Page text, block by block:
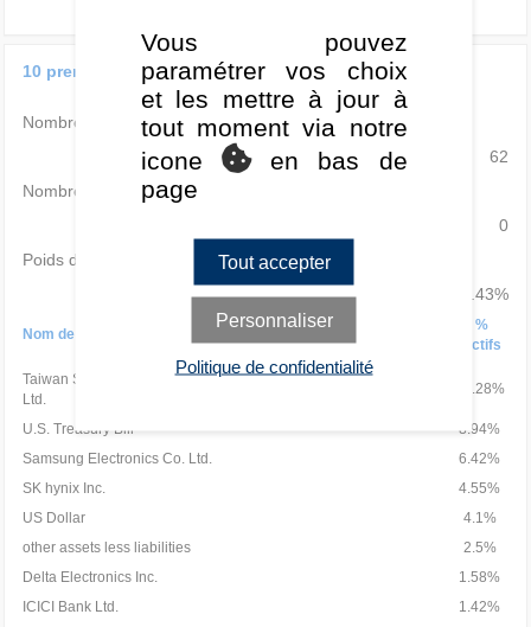
10 premières lignes du portefeuille
Nombre total de lignes actions
62
Nombre total de lignes obligation
0
Poids des 10 premières lignes (%)
42.43%
Nom de la valeur
%
actifs
Taiwan Semiconductor Manufacturing Co.
Ltd.
10.28%
U.S. Treasury Bill
8.94%
Samsung Electronics Co. Ltd.
6.42%
SK hynix Inc.
4.55%
US Dollar
4.1%
other assets less liabilities
2.5%
Delta Electronics Inc.
1.58%
ICICI Bank Ltd.
1.42%
Vous pouvez
paramétrer vos choix
et les mettre à jour à
tout moment via notre
icone
en bas de
page
Tout accepter
Personnaliser
Politique de confidentialité